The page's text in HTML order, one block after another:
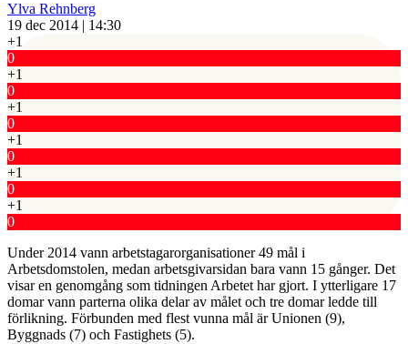
Ylva Rehnberg
19 dec 2014 | 14:30
+1
0
+1
0
+1
0
+1
0
+1
0
+1
0
Under 2014 vann arbetstagarorganisationer 49 mål i
Arbetsdomstolen, medan arbetsgivarsidan bara vann 15 gånger. Det
visar en genomgång som tidningen Arbetet har gjort. I ytterligare 17
domar vann parterna olika delar av målet och tre domar ledde till
förlikning. Förbunden med flest vunna mål är Unionen (9),
Byggnads (7) och Fastighets (5).